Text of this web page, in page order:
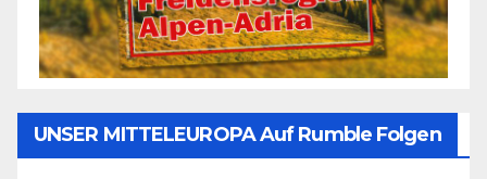
UNSER MITTELEUROPA Auf Rumble Folgen